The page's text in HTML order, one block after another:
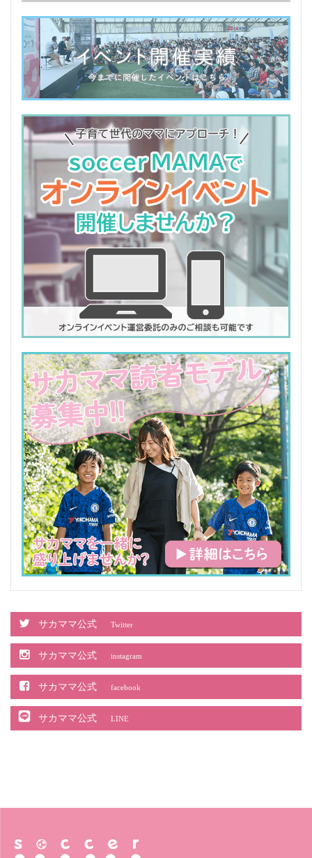
サカママ公式 Twitter
サカママ公式 instagram
サカママ公式 facebook
サカママ公式 LINE